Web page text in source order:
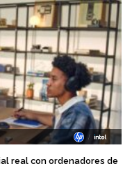
real con ordenadores de